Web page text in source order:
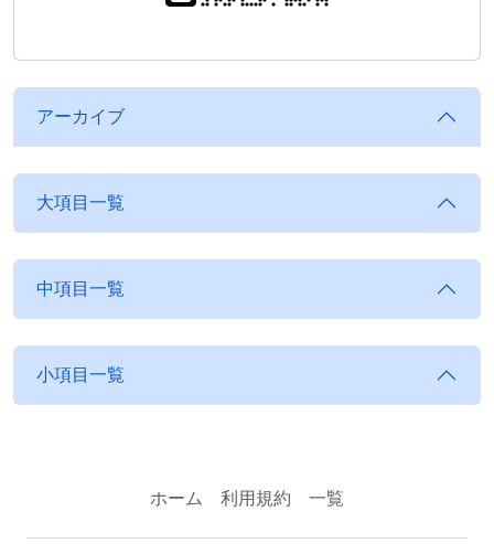
アーカイブ
大項目一覧
中項目一覧
小項目一覧
ホーム 利用規約 一覧